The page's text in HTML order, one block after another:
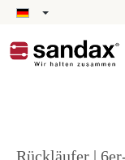
springen
Rückläufer |